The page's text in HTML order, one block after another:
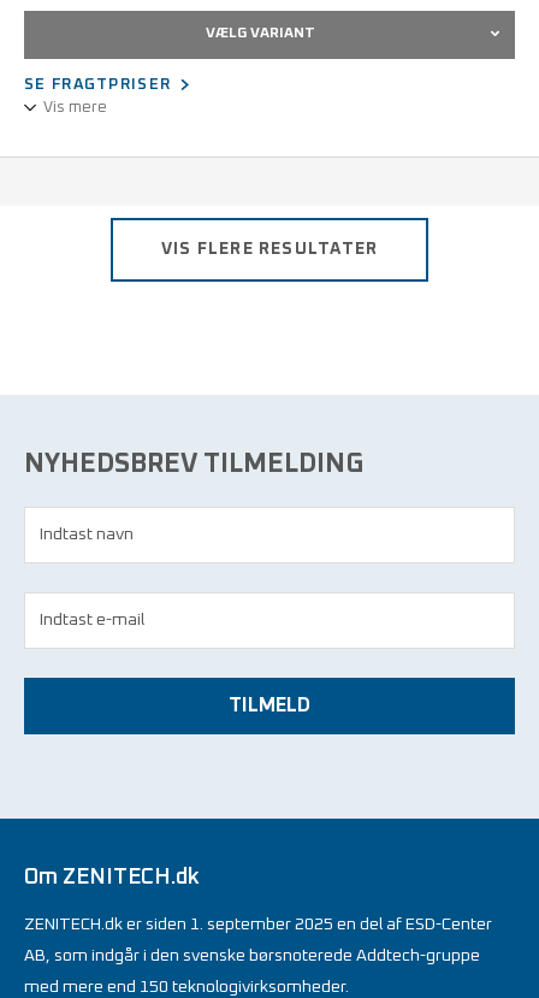
VÆLG VARIANT
SE FRAGTPRISER
Vis mere
Denne sko fås i str. 39-46.VIS FLERE RESULTATER
NYHEDSBREV TILMELDING
TILMELD
Om ZENITECH.dk
ZENITECH.dk er siden 1. september 2025 en del af ESD-Center
AB, som indgår i den svenske børsnoterede Addtech-gruppe
med mere end 150 teknologivirksomheder.